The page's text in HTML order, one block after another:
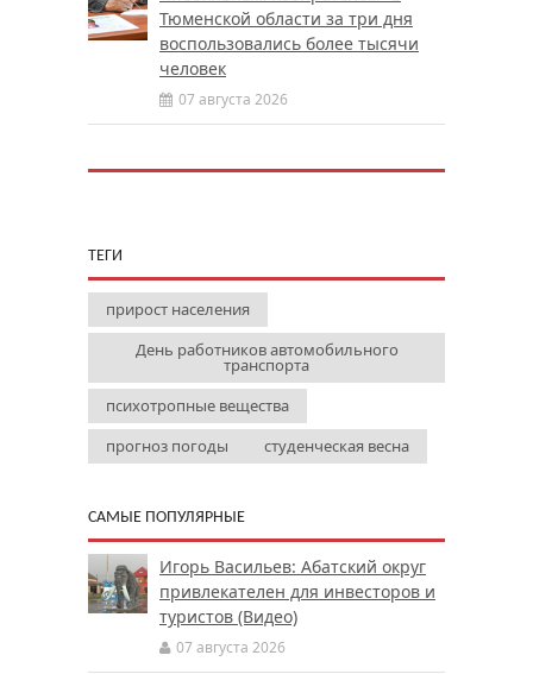
Тюменской области за три дня
воспользовались более тысячи
человек
07 августа 2026
ТЕГИ
прирост населения
День работников автомобильного
транспорта
психотропные вещества
прогноз погоды
студенческая весна
САМЫЕ ПОПУЛЯРНЫЕ
Игорь Васильев: Абатский округ
привлекателен для инвесторов и
туристов (Видео)
07 августа 2026